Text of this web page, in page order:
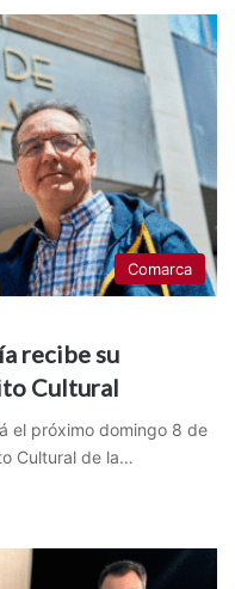
Comarca
recibe su
Cultural
el próximo domingo 8 de
Cultural de la…